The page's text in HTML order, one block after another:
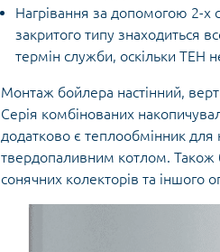
Нагрівання за допомогою 2-х
закритого типу знаходиться
термін служби, оскільки ТЕН
Монтаж бойлера настінний,
Серія комбінованих
додатково є теплообмінник
твердопаливним котлом. Також
сонячних колекторів та іншого